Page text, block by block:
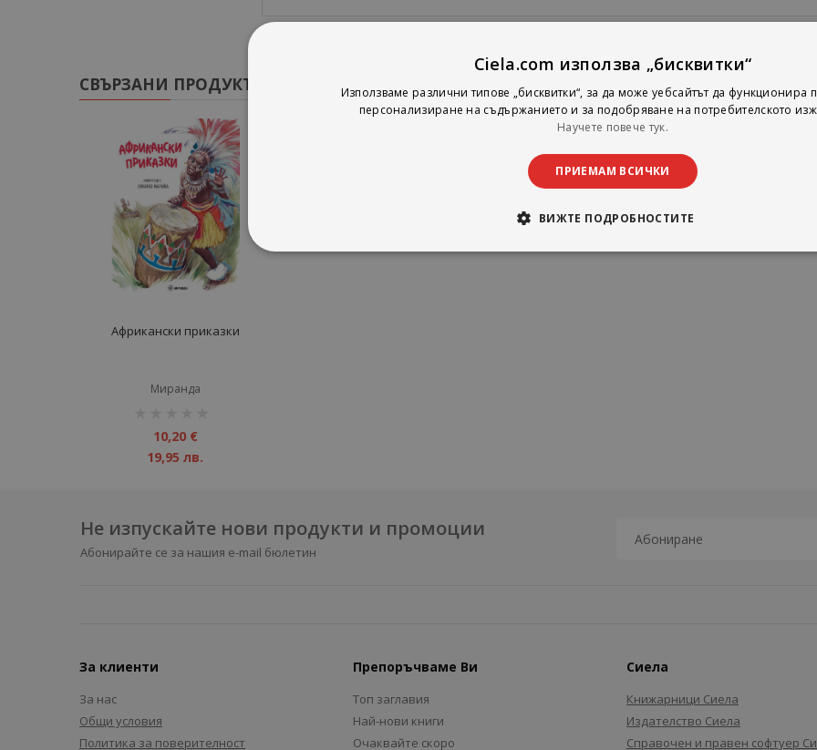
СВЪРЗАНИ ПРОДУКТИ
Африкански приказки
Миранда
10,20 €
19,95 лв.
Не изпускайте нови продукти и промоции
Абонирайте се за нашия e-mail бюлетин
За клиенти
За нас
Общи условия
Политика за поверителност
Препоръчваме Ви
Топ заглавия
Най-нови книги
Очаквайте скоро
Сиела
Книжарници Сиела
Издателство Сиела
Справочен и правен софтуер
Ciela.com използва „бисквитки“
Използваме различни типове „бисквитки“, за да може уебсайтът да функционира
персонализиране на съдържанието и за подобряване на потребителското
Научете повече тук.
ПРИЕМАМ ВСИЧКИ
ВИЖТЕ ПОДРОБНОСТИТЕ